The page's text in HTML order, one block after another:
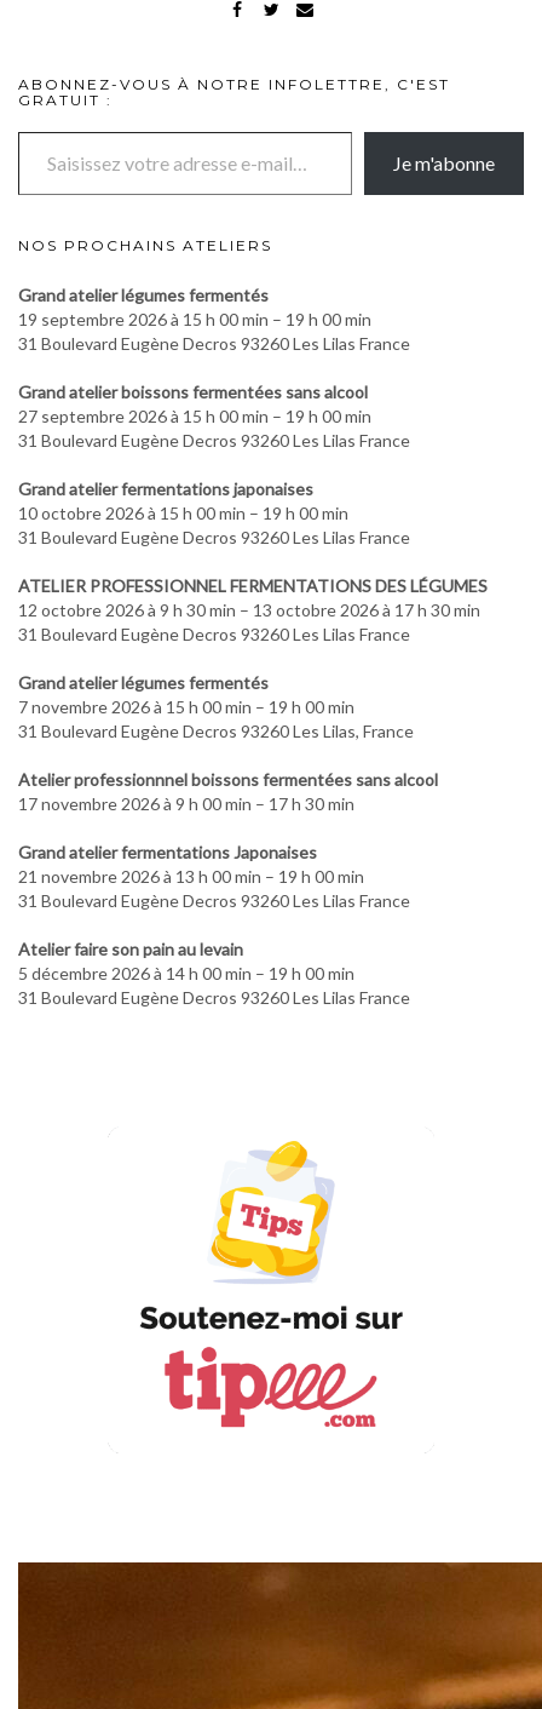
ABONNEZ-VOUS À NOTRE INFOLETTRE, C'EST
GRATUIT :
Saisissez votre adresse e-mail…
Je m'abonne
NOS PROCHAINS ATELIERS
Grand atelier légumes fermentés
19 septembre 2026 à 15 h 00 min – 19 h 00 min
31 Boulevard Eugène Decros 93260 Les Lilas France
Grand atelier boissons fermentées sans alcool
27 septembre 2026 à 15 h 00 min – 19 h 00 min
31 Boulevard Eugène Decros 93260 Les Lilas France
Grand atelier fermentations japonaises
10 octobre 2026 à 15 h 00 min – 19 h 00 min
31 Boulevard Eugène Decros 93260 Les Lilas France
ATELIER PROFESSIONNEL FERMENTATIONS DES LÉGUMES
12 octobre 2026 à 9 h 30 min – 13 octobre 2026 à 17 h 30 min
31 Boulevard Eugène Decros 93260 Les Lilas France
Grand atelier légumes fermentés
7 novembre 2026 à 15 h 00 min – 19 h 00 min
31 Boulevard Eugène Decros 93260 Les Lilas, France
Atelier professionnnel boissons fermentées sans alcool
17 novembre 2026 à 9 h 00 min – 17 h 30 min
Grand atelier fermentations Japonaises
21 novembre 2026 à 13 h 00 min – 19 h 00 min
31 Boulevard Eugène Decros 93260 Les Lilas France
Atelier faire son pain au levain
5 décembre 2026 à 14 h 00 min – 19 h 00 min
31 Boulevard Eugène Decros 93260 Les Lilas France